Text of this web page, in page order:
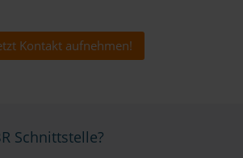
Kontakt aufnehmen!
Schnittstelle?